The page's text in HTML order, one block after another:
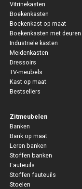
Vitrinekasten
Boekenkasten
Boekenkast op maat
Boekenkasten met deuren
Industriële kasten
Meidenkasten
Dressoirs
TV-meubels
Kast op maat
Bestsellers
Zitmeubelen
Banken
Bank op maat
Leren banken
Stoffen banken
Fauteuils
Stoffen fauteuils
Stoelen